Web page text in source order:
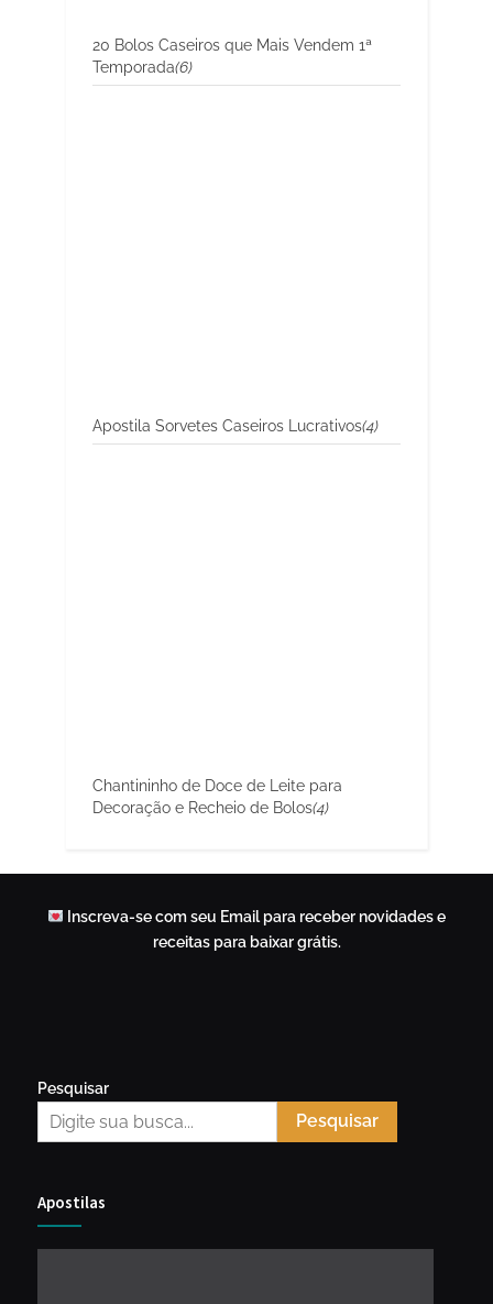
20 Bolos Caseiros que Mais Vendem 1ª
Temporada(6)
Apostila Sorvetes Caseiros Lucrativos(4)
Chantininho de Doce de Leite para
Decoração e Recheio de Bolos(4)
Inscreva-se com seu Email para receber novidades e
receitas para baixar grátis.
Pesquisar
Pesquisar
Apostilas